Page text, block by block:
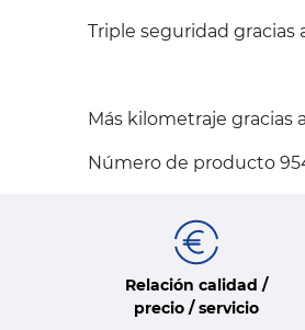
Triple seguridad
Más kilometraje
Número de producto
Relación calidad /
precio / servicio